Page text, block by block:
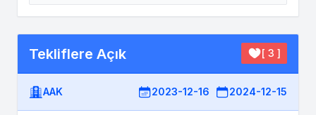
Tekliflere Açık [ 3 ]
AAK 2023-12-16 2024-12-15